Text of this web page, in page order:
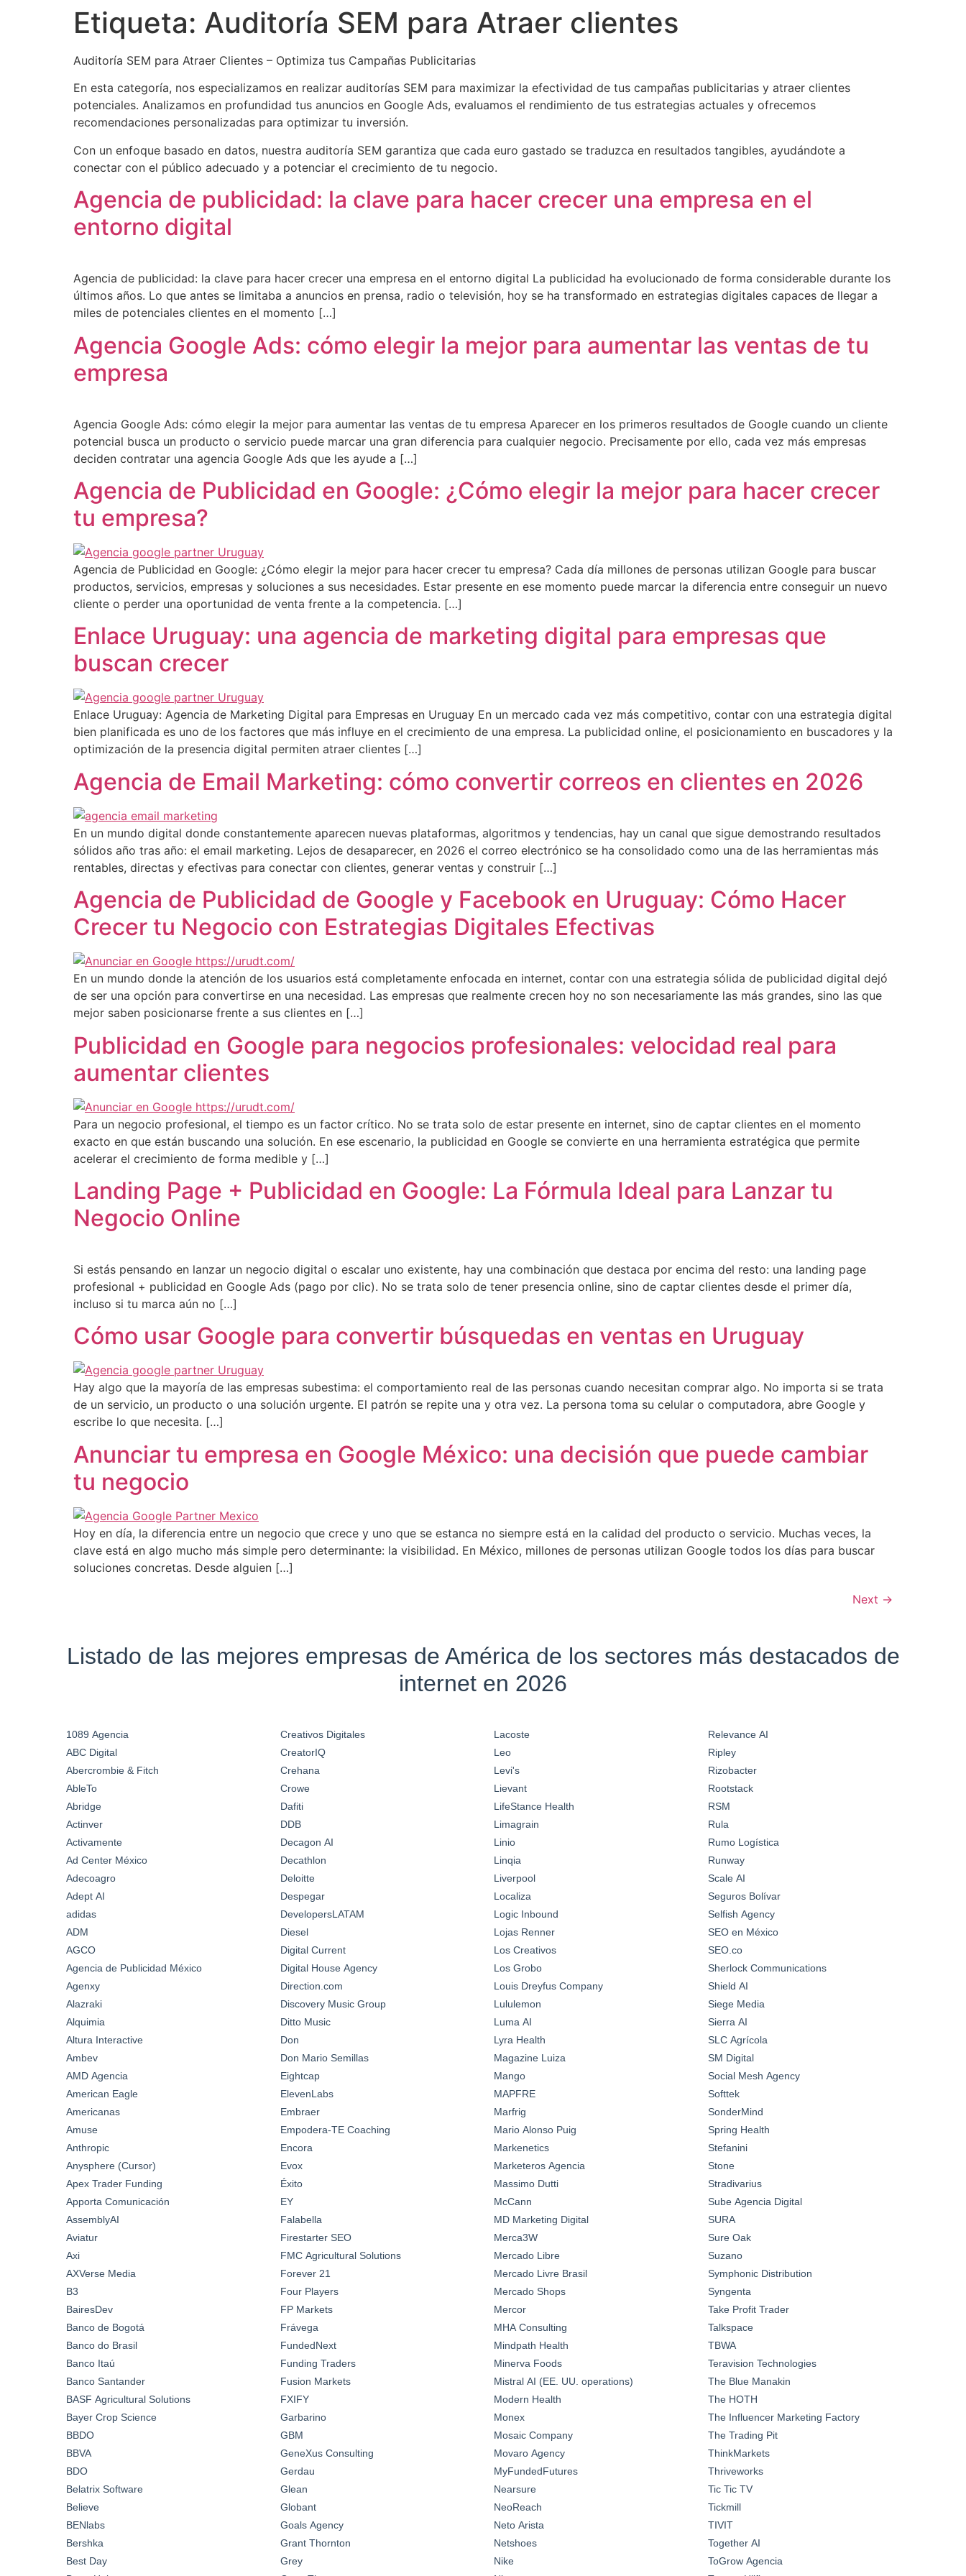
Etiqueta: Auditoría SEM para Atraer clientes
Auditoría SEM para Atraer Clientes – Optimiza tus Campañas Publicitarias
En esta categoría, nos especializamos en realizar auditorías SEM para maximizar la efectividad de tus campañas publicitarias y atraer clientes
potenciales. Analizamos en profundidad tus anuncios en Google Ads, evaluamos el rendimiento de tus estrategias actuales y ofrecemos
recomendaciones personalizadas para optimizar tu inversión.
Con un enfoque basado en datos, nuestra auditoría SEM garantiza que cada euro gastado se traduzca en resultados tangibles, ayudándote a
conectar con el público adecuado y a potenciar el crecimiento de tu negocio.
Agencia de publicidad: la clave para hacer crecer una empresa en el
entorno digital
Agencia de publicidad: la clave para hacer crecer una empresa en el entorno digital La publicidad ha evolucionado de forma considerable durante los
últimos años. Lo que antes se limitaba a anuncios en prensa, radio o televisión, hoy se ha transformado en estrategias digitales capaces de llegar a
miles de potenciales clientes en el momento […]
Agencia Google Ads: cómo elegir la mejor para aumentar las ventas de tu
empresa
Agencia Google Ads: cómo elegir la mejor para aumentar las ventas de tu empresa Aparecer en los primeros resultados de Google cuando un cliente
potencial busca un producto o servicio puede marcar una gran diferencia para cualquier negocio. Precisamente por ello, cada vez más empresas
deciden contratar una agencia Google Ads que les ayude a […]
Agencia de Publicidad en Google: ¿Cómo elegir la mejor para hacer crecer
tu empresa?
Agencia de Publicidad en Google: ¿Cómo elegir la mejor para hacer crecer tu empresa? Cada día millones de personas utilizan Google para buscar
productos, servicios, empresas y soluciones a sus necesidades. Estar presente en ese momento puede marcar la diferencia entre conseguir un nuevo
cliente o perder una oportunidad de venta frente a la competencia. […]
Enlace Uruguay: una agencia de marketing digital para empresas que
buscan crecer
Enlace Uruguay: Agencia de Marketing Digital para Empresas en Uruguay En un mercado cada vez más competitivo, contar con una estrategia digital
bien planificada es uno de los factores que más influye en el crecimiento de una empresa. La publicidad online, el posicionamiento en buscadores y la
optimización de la presencia digital permiten atraer clientes […]
Agencia de Email Marketing: cómo convertir correos en clientes en 2026
En un mundo digital donde constantemente aparecen nuevas plataformas, algoritmos y tendencias, hay un canal que sigue demostrando resultados
sólidos año tras año: el email marketing. Lejos de desaparecer, en 2026 el correo electrónico se ha consolidado como una de las herramientas más
rentables, directas y efectivas para conectar con clientes, generar ventas y construir […]
Agencia de Publicidad de Google y Facebook en Uruguay: Cómo Hacer
Crecer tu Negocio con Estrategias Digitales Efectivas
En un mundo donde la atención de los usuarios está completamente enfocada en internet, contar con una estrategia sólida de publicidad digital dejó
de ser una opción para convertirse en una necesidad. Las empresas que realmente crecen hoy no son necesariamente las más grandes, sino las que
mejor saben posicionarse frente a sus clientes en […]
Publicidad en Google para negocios profesionales: velocidad real para
aumentar clientes
Para un negocio profesional, el tiempo es un factor crítico. No se trata solo de estar presente en internet, sino de captar clientes en el momento
exacto en que están buscando una solución. En ese escenario, la publicidad en Google se convierte en una herramienta estratégica que permite
acelerar el crecimiento de forma medible y […]
Landing Page + Publicidad en Google: La Fórmula Ideal para Lanzar tu
Negocio Online
Si estás pensando en lanzar un negocio digital o escalar uno existente, hay una combinación que destaca por encima del resto: una landing page
profesional + publicidad en Google Ads (pago por clic). No se trata solo de tener presencia online, sino de captar clientes desde el primer día,
incluso si tu marca aún no […]
Cómo usar Google para convertir búsquedas en ventas en Uruguay
Hay algo que la mayoría de las empresas subestima: el comportamiento real de las personas cuando necesitan comprar algo. No importa si se trata
de un servicio, un producto o una solución urgente. El patrón se repite una y otra vez. La persona toma su celular o computadora, abre Google y
escribe lo que necesita. […]
Anunciar tu empresa en Google México: una decisión que puede cambiar
tu negocio
Hoy en día, la diferencia entre un negocio que crece y uno que se estanca no siempre está en la calidad del producto o servicio. Muchas veces, la
clave está en algo mucho más simple pero determinante: la visibilidad. En México, millones de personas utilizan Google todos los días para buscar
soluciones concretas. Desde alguien […]
Next →
Listado de las mejores empresas de América de los sectores más destacados de
internet en 2026
1089 Agencia
ABC Digital
Abercrombie & Fitch
AbleTo
Abridge
Actinver
Activamente
Ad Center México
Adecoagro
Adept AI
adidas
ADM
AGCO
Agencia de Publicidad México
Agenxy
Alazraki
Alquimia
Altura Interactive
Ambev
AMD Agencia
American Eagle
Americanas
Amuse
Anthropic
Anysphere (Cursor)
Apex Trader Funding
Apporta Comunicación
AssemblyAI
Aviatur
Axi
AXVerse Media
B3
BairesDev
Banco de Bogotá
Banco do Brasil
Banco Itaú
Banco Santander
BASF Agricultural Solutions
Bayer Crop Science
BBDO
BBVA
BDO
Belatrix Software
Believe
BENlabs
Bershka
Best Day
Creativos Digitales
CreatorIQ
Crehana
Crowe
Dafiti
DDB
Decagon AI
Decathlon
Deloitte
Despegar
DevelopersLATAM
Diesel
Digital Current
Digital House Agency
Direction.com
Discovery Music Group
Ditto Music
Don
Don Mario Semillas
Eightcap
ElevenLabs
Embraer
Empodera-TE Coaching
Encora
Evox
Éxito
EY
Falabella
Firestarter SEO
FMC Agricultural Solutions
Forever 21
Four Players
FP Markets
Frávega
FundedNext
Funding Traders
Fusion Markets
FXIFY
Garbarino
GBM
GeneXus Consulting
Gerdau
Glean
Globant
Goals Agency
Grant Thornton
Grey
Lacoste
Leo
Levi's
Lievant
LifeStance Health
Limagrain
Linio
Linqia
Liverpool
Localiza
Logic Inbound
Lojas Renner
Los Creativos
Los Grobo
Louis Dreyfus Company
Lululemon
Luma AI
Lyra Health
Magazine Luiza
Mango
MAPFRE
Marfrig
Mario Alonso Puig
Markenetics
Marketeros Agencia
Massimo Dutti
McCann
MD Marketing Digital
Merca3W
Mercado Libre
Mercado Livre Brasil
Mercado Shops
Mercor
MHA Consulting
Mindpath Health
Minerva Foods
Mistral AI (EE. UU. operations)
Modern Health
Monex
Mosaic Company
Movaro Agency
MyFundedFutures
Nearsure
NeoReach
Neto Arista
Netshoes
Nike
Relevance AI
Ripley
Rizobacter
Rootstack
RSM
Rula
Rumo Logística
Runway
Scale AI
Seguros Bolívar
Selfish Agency
SEO en México
SEO.co
Sherlock Communications
Shield AI
Siege Media
Sierra AI
SLC Agrícola
SM Digital
Social Mesh Agency
Softtek
SonderMind
Spring Health
Stefanini
Stone
Stradivarius
Sube Agencia Digital
SURA
Sure Oak
Suzano
Symphonic Distribution
Syngenta
Take Profit Trader
Talkspace
TBWA
Teravision Technologies
The Blue Manakin
The HOTH
The Influencer Marketing Factory
The Trading Pit
ThinkMarkets
Thriveworks
Tic Tic TV
Tickmill
TIVIT
Together AI
ToGrow Agencia